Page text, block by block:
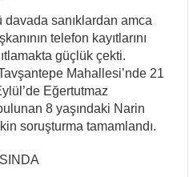
davada sanıklardan amca
telefon kayıtlarını
güçlük çekti.
Mahallesi’nde 21
Eğertutmaz
8 yaşındaki Narin
soruşturma tamamlandı.